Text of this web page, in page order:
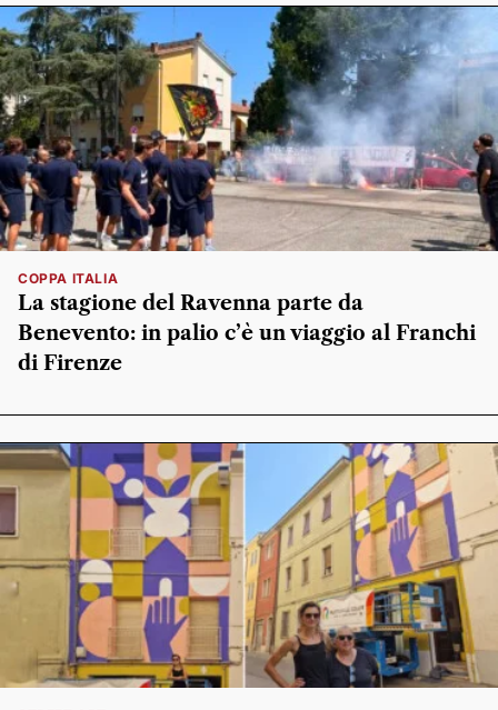
COPPA ITALIA
La stagione del Ravenna parte da
Benevento: in palio c’è un viaggio al Franchi
di Firenze